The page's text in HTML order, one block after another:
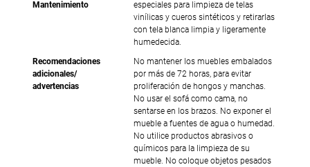
Mantenimiento
especiales para limpieza de telas
vinílicas y cueros sintéticos y retirarlas
con tela blanca limpia y ligeramente
humedecida.
Recomendaciones
adicionales/
advertencias
No mantener los muebles embalados
por más de 72 horas, para evitar
proliferación de hongos y manchas.
No usar el sofá como cama, no
sentarse en los brazos. No exponer el
mueble a fuentes de agua o humedad.
No utilice productos abrasivos o
químicos para la limpieza de su
mueble. No coloque objetos pesados